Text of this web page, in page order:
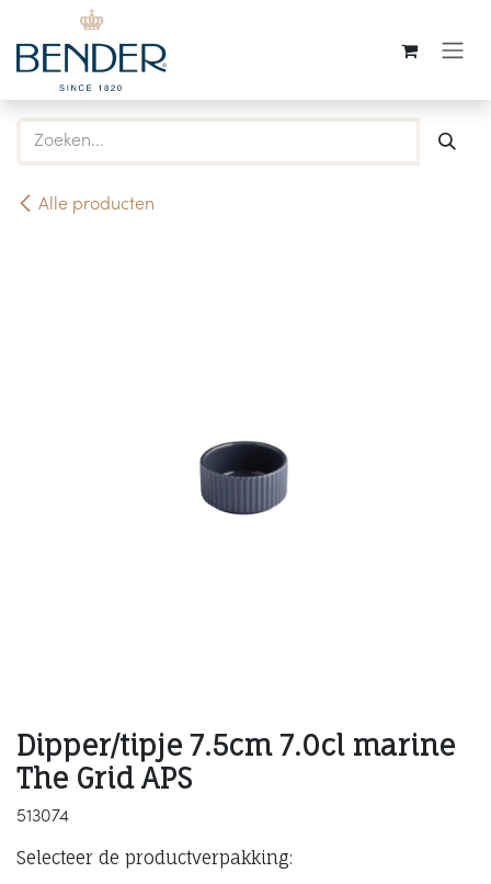
Overslaan naar inhoud
Alle producten
Dipper/tipje 7.5cm 7.0cl marine
The Grid APS
513074
Selecteer de productverpakking: